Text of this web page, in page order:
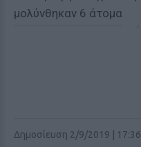
Δημοσίευση 2/9/2019 | 17:36